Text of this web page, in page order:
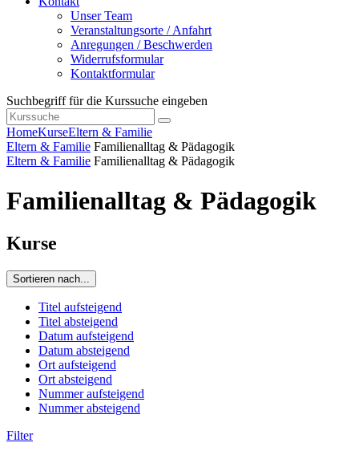
Unser Team
Veranstaltungsorte / Anfahrt
Anregungen / Beschwerden
Widerrufsformular
Kontaktformular
Suchbegriff für die Kurssuche eingeben
HomeKurseEltern & Familie
Eltern & Familie Familienalltag & Pädagogik
Eltern & Familie Familienalltag & Pädagogik
Familienalltag & Pädagogik
Kurse
Sortieren nach...
Titel aufsteigend
Titel absteigend
Datum aufsteigend
Datum absteigend
Ort aufsteigend
Ort absteigend
Nummer aufsteigend
Nummer absteigend
Filter